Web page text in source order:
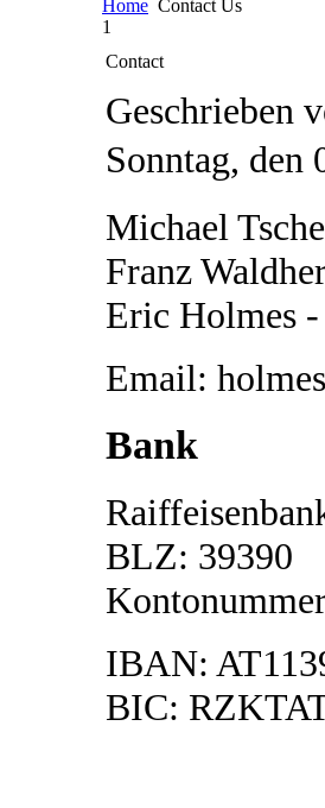
Home Contact Us
1
Contact
Geschrieben
Sonntag,
Michael
Franz
Eric Holmes
Email:
Bank
BLZ: 39390
IBAN:
BIC: